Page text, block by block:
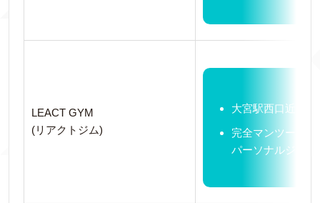
LEACT GYM
(リアクトジム)
大宮駅西口近く
完全マンツーマン
パーソナルジム